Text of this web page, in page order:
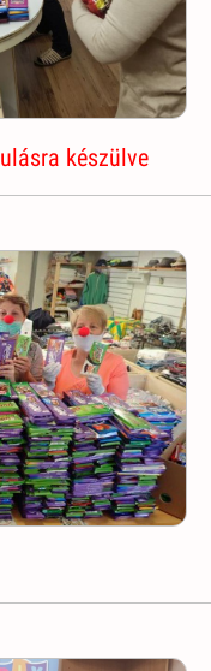
készülve